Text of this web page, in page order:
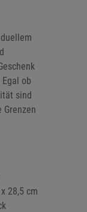
ob
sind
Grenzen
28,5 cm